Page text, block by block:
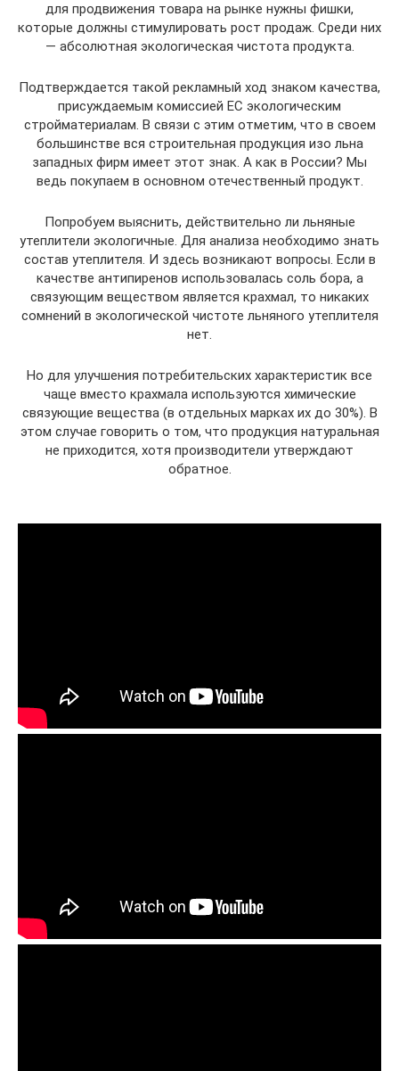
для продвижения товара на рынке нужны фишки,
которые должны стимулировать рост продаж. Среди них
— абсолютная экологическая чистота продукта.
Подтверждается такой рекламный ход знаком качества,
присуждаемым комиссией ЕС экологическим
стройматериалам. В связи с этим отметим, что в своем
большинстве вся строительная продукция изо льна
западных фирм имеет этот знак. А как в России? Мы
ведь покупаем в основном отечественный продукт.
Попробуем выяснить, действительно ли льняные
утеплители экологичные. Для анализа необходимо знать
состав утеплителя. И здесь возникают вопросы. Если в
качестве антипиренов использовалась соль бора, а
связующим веществом является крахмал, то никаких
сомнений в экологической чистоте льняного утеплителя
нет.
Но для улучшения потребительских характеристик все
чаще вместо крахмала используются химические
связующие вещества (в отдельных марках их до 30%). В
этом случае говорить о том, что продукция натуральная
не приходится, хотя производители утверждают
обратное.